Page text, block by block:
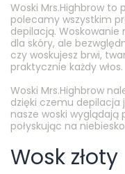
Woski Mrs.Highbrow
polecamy wszystkim
depilacją. Woskowanie
dla skóry, ale
czy woskujesz brwi,
praktycznie każdy włos.
Woski Mrs.Highbrow
dzięki czemu depilacja
nasze woski wyglądają
połyskując na
Wosk złoty